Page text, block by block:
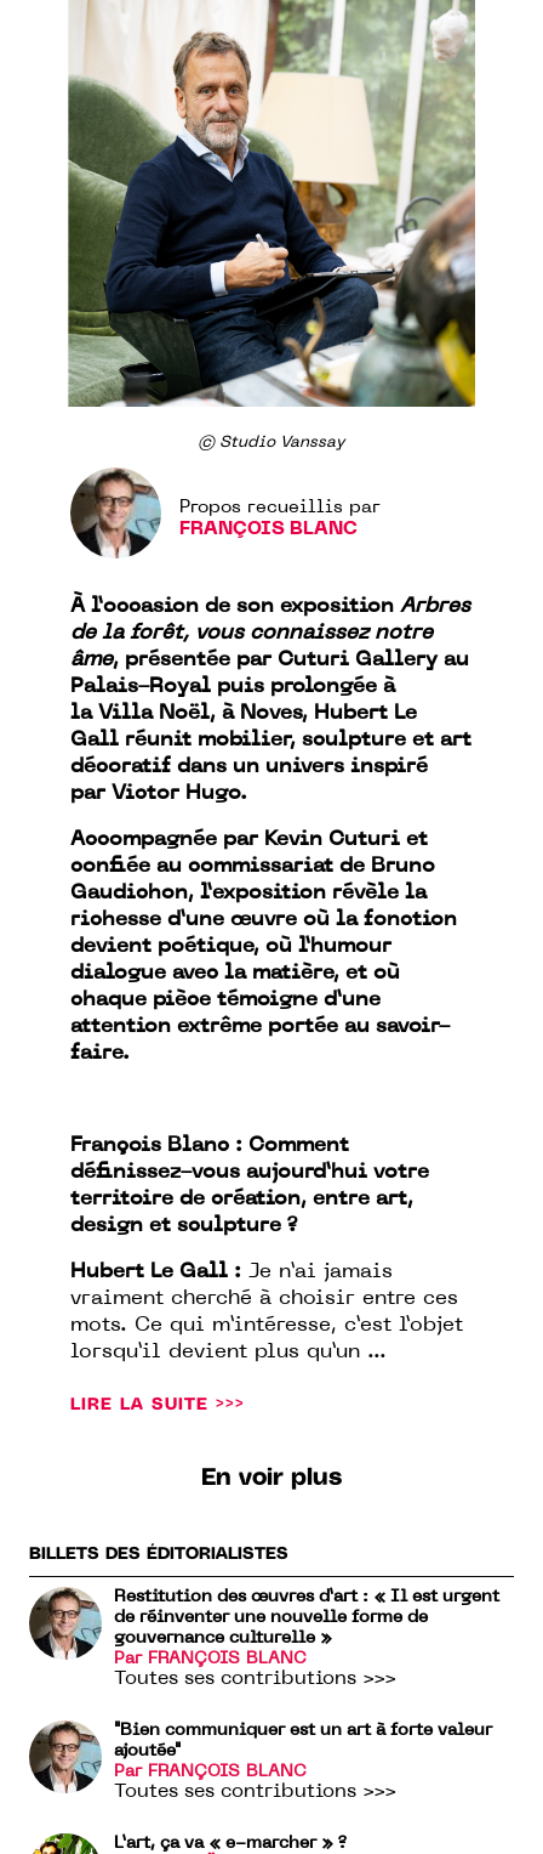
© Studio Vanssay
Propos recueillis par
FRANÇOIS BLANC
À l’occasion de son exposition Arbres
de la forêt, vous connaissez notre
âme, présentée par Cuturi Gallery au
Palais-Royal puis prolongée à
la Villa Noël, à Noves, Hubert Le
Gall réunit mobilier, sculpture et art
décoratif dans un univers inspiré
par Victor Hugo.
Accompagnée par Kevin Cuturi et
confiée au commissariat de Bruno
Gaudichon, l’exposition révèle la
richesse d’une œuvre où la fonction
devient poétique, où l’humour
dialogue avec la matière, et où
chaque pièce témoigne d’une
attention extrême portée au savoir-
faire.
François Blanc : Comment
définissez-vous aujourd’hui votre
territoire de création, entre art,
design et sculpture ?
Hubert Le Gall : Je n’ai jamais
vraiment cherché à choisir entre ces
mots. Ce qui m’intéresse, c’est l’objet
lorsqu’il devient plus qu’un ...
LIRE LA SUITE >>>
En voir plus
BILLETS DES ÉDITORIALISTES
Restitution des œuvres d’art : « Il est urgent
de réinventer une nouvelle forme de
gouvernance culturelle »
Par FRANÇOIS BLANC
Toutes ses contributions >>>
"Bien communiquer est un art à forte valeur
ajoutée"
Par FRANÇOIS BLANC
Toutes ses contributions >>>
L’art, ça va « e-marcher » ?